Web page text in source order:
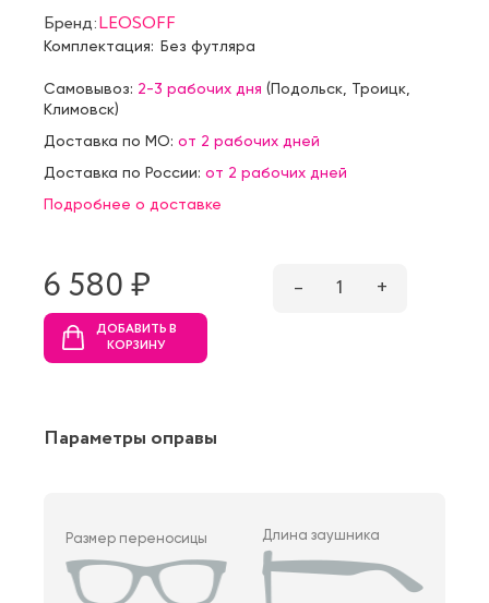
Бренд:LEOSOFF
Комплектация: Без футляра
Самовывоз: 2-3 рабочих дня (Подольск Троицк
Климовск)
Доставка по МО: от 2 рабочих дней
Доставка по России: от 2 рабочих дней
Подробнее о доставке
6 580 ₷ – 1 +
ДОБАВИТЬ В
КОРЗИНУ
Параметры оправы
Размер переносицы Длина заушника